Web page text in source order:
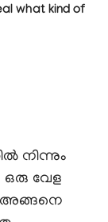
what kind of
നിന്നും
വേള
അങ്ങനെ